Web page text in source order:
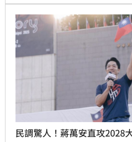
選辦公室。
民調驚人！蔣萬安直攻2028